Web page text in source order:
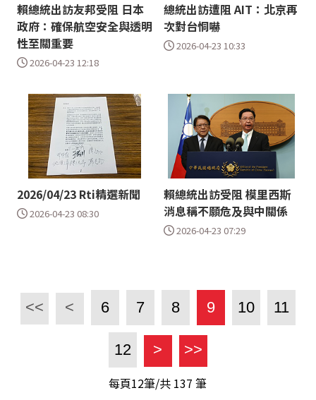
賴總統出訪友邦受阻 日本
政府：確保航空安全與透明
性至關重要
2026-04-23 12:18
總統出訪遭阻 AIT：北京再
次對台恫嚇
2026-04-23 10:33
2026/04/23 Rti精選新聞
2026-04-23 08:30
賴總統出訪受阻 模里西斯
消息稱不願危及與中關係
2026-04-23 07:29
<< < 6 7 8 9 10 11
12 > >>
每頁12筆/共 137 筆